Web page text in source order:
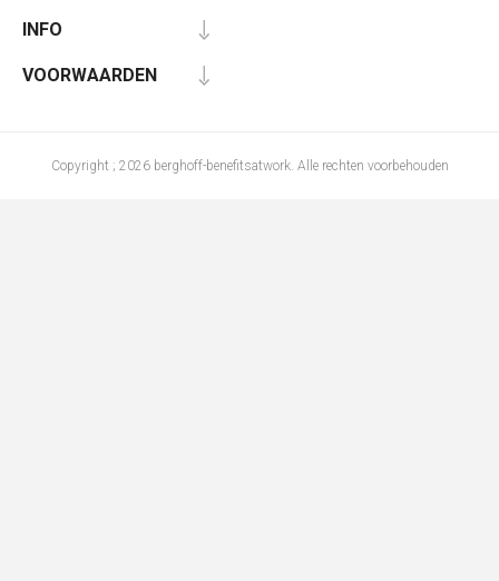
INFO
VOORWAARDEN
Copyright ; 2026 berghoff-benefitsatwork. Alle rechten voorbehouden